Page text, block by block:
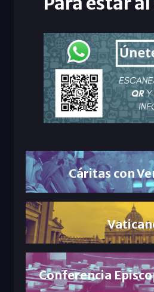
Cáritas con
Conferencia